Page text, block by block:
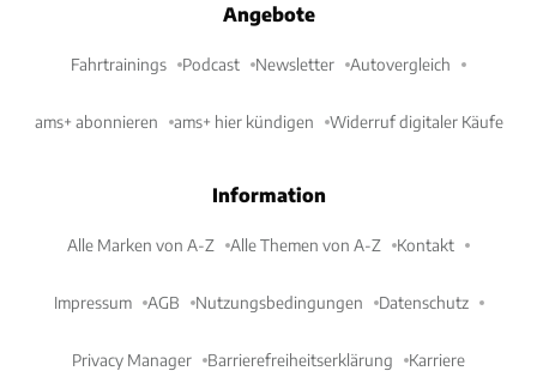
Angebote
Fahrtrainings Podcast Newsletter Autovergleich
ams+ abonnieren ams+ hier kündigen Widerruf digitaler Käufe
Information
Alle Marken von A-Z Alle Themen von A-Z Kontakt
Impressum AGB Nutzungsbedingungen Datenschutz
Privacy Manager Barrierefreiheitserklärung Karriere